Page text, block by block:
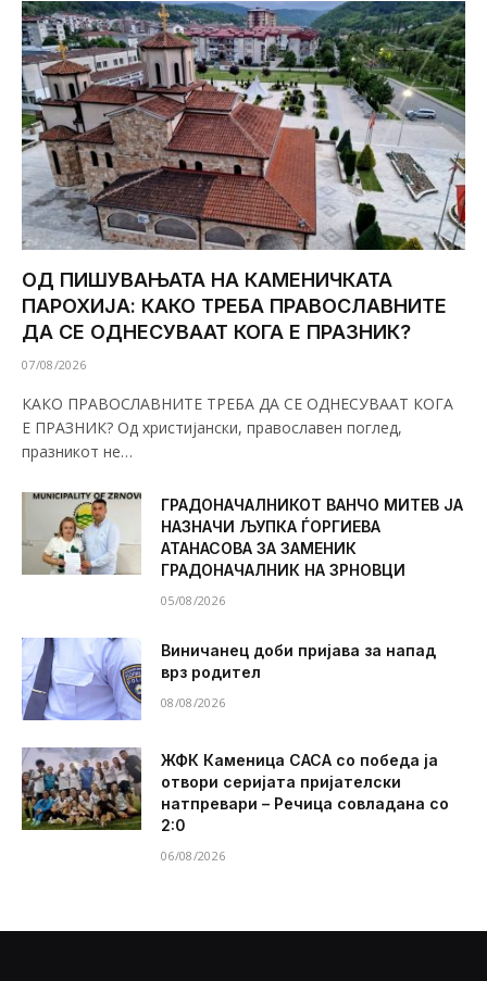
ОД ПИШУВАЊАТА НА КАМЕНИЧКАТА
ПАРОХИЈА: КАКО ТРЕБА ПРАВОСЛАВНИТЕ
ДА СЕ ОДНЕСУВААТ КОГА Е ПРАЗНИК?
07/08/2026
КАКО ПРАВОСЛАВНИТЕ ТРЕБА ДА СЕ ОДНЕСУВААТ КОГА
Е ПРАЗНИК? Од христијански, православен поглед,
празникот не…
ГРАДОНАЧАЛНИКОТ ВАНЧО МИТЕВ ЈА
НАЗНАЧИ ЉУПКА ЃОРГИЕВА
АТАНАСОВА ЗА ЗАМЕНИК
ГРАДОНАЧАЛНИК НА ЗРНОВЦИ
05/08/2026
Виничанец доби пријава за напад
врз родител
08/08/2026
ЖФК Каменица САСА со победа ја
отвори серијата пријателски
натпревари – Речица совладана со
2:0
06/08/2026